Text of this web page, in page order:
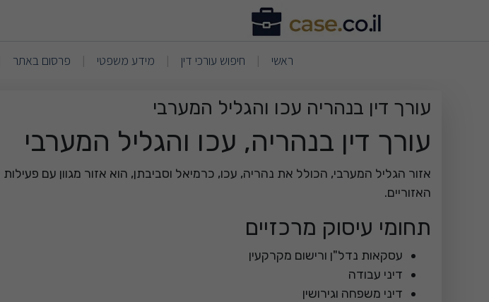
קריאת עמוד תוכן - עורך דין בנהריה ועכו –
ראשי | חיפוש עורכי דין | מידע משפטי | פרסום באתר
עורך דין בנהריה עכו והגליל המערבי
עורך דין בנהריה, עכו והגליל המערבי
אזור הגליל המערבי, הכולל את נהריה, עכו, כרמיאל וסביבתן, הוא אזור מגוון עם
האזוריים.
תחומי עיסוק מרכזיים
עסקאות נדל"ן ורישום מקרקעין
דיני עבודה
דיני משפחה וגירושין